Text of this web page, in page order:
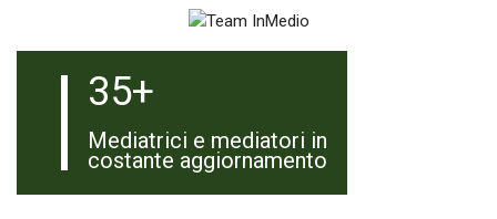
35+
Mediatrici e mediatori in
costante aggiornamento